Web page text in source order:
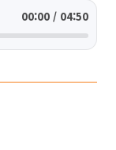
00:00 / 04:50